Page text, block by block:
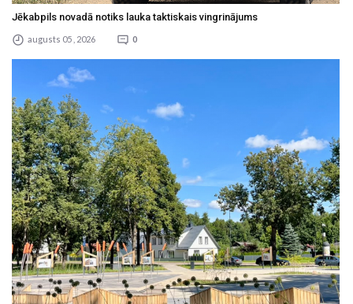
Jēkabpils novadā notiks lauka taktiskais vingrinājums
augusts 05 , 2026 0